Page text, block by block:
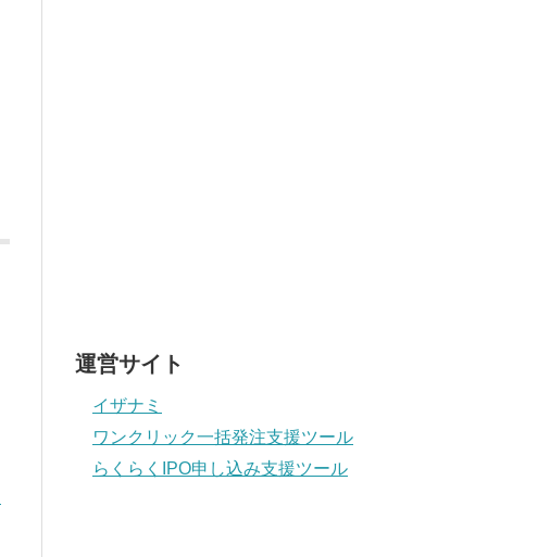
運営サイト
イザナミ
ワンクリック一括発注支援ツール
らくらくIPO申し込み支援ツール